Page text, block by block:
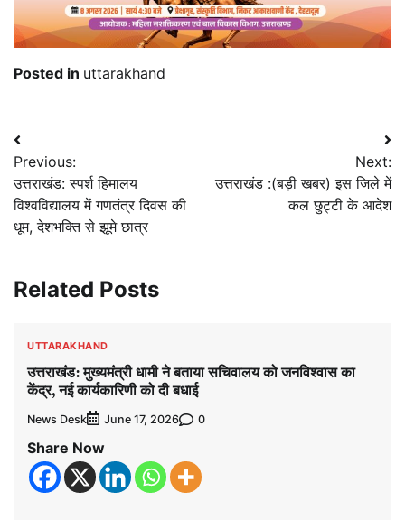
Posted in uttarakhand
Post
navigation
Previous:
उत्तराखंड: स्पर्श हिमालय
विश्वविद्यालय में गणतंत्र दिवस की
धूम, देशभक्ति से झूमे छात्र
Next:
उत्तराखंड :(बड़ी खबर) इस जिले में
कल छुट्टी के आदेश
Related Posts
UTTARAKHAND
उत्तराखंड: मुख्यमंत्री धामी ने बताया सचिवालय को जनविश्वास का
केंद्र, नई कार्यकारिणी को दी बधाई
News Desk June 17, 2026 0
Share Now